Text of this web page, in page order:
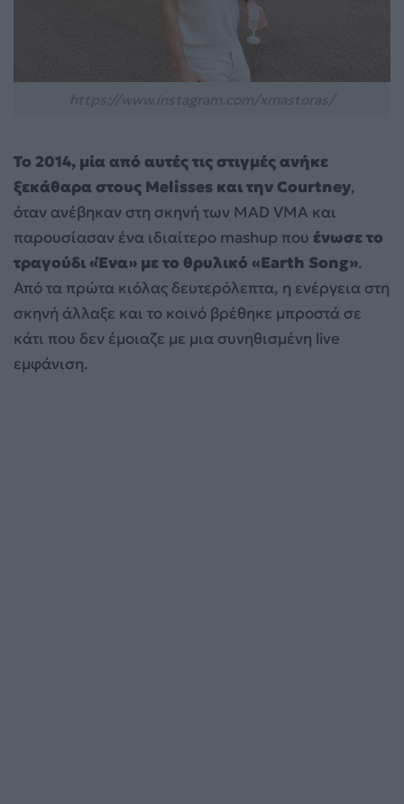
Το 2014, μία από αυτές τις στιγμές ανήκε
ξεκάθαρα στους Melisses και την Courtney,
όταν ανέβηκαν στη σκηνή των MAD VMA και
παρουσίασαν ένα ιδιαίτερο mashup που ένωσε το
τραγούδι «Ένα» με το θρυλικό «Earth Song».
Από τα πρώτα κιόλας δευτερόλεπτα, η ενέργεια στη
σκηνή άλλαξε και το κοινό βρέθηκε μπροστά σε
κάτι που δεν έμοιαζε με μια συνηθισμένη live
εμφάνιση.